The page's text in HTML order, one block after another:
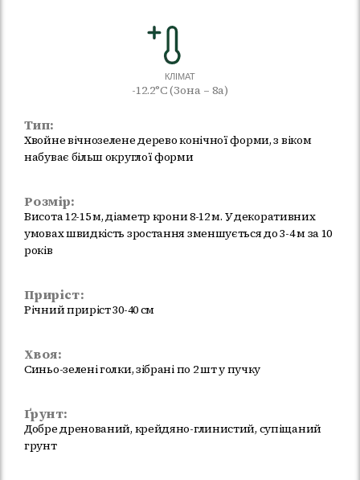
КЛІМАТ
-12.2°C (Зона – 8а)
Тип:
Хвойне вічнозелене дерево конічної форми, з віком
набуває більш округлої форми
Розмір:
Висота 12-15 м, діаметр крони 8-12 м. У декоративних
умовах швидкість зростання зменшується до 3-4 м за 10
років
Приріст:
Річний приріст 30-40 см
Хвоя:
Синьо-зелені голки, зібрані по 2 шт у пучку
Ґрунт:
Добре дренований, крейдяно-глинистий, супіщаний
грунт